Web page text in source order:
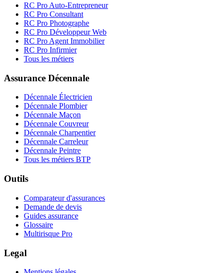
RC Pro Auto-Entrepreneur
RC Pro Consultant
RC Pro Photographe
RC Pro Développeur Web
RC Pro Agent Immobilier
RC Pro Infirmier
Tous les métiers
Assurance Décennale
Décennale Électricien
Décennale Plombier
Décennale Maçon
Décennale Couvreur
Décennale Charpentier
Décennale Carreleur
Décennale Peintre
Tous les métiers BTP
Outils
Comparateur d'assurances
Demande de devis
Guides assurance
Glossaire
Multirisque Pro
Legal